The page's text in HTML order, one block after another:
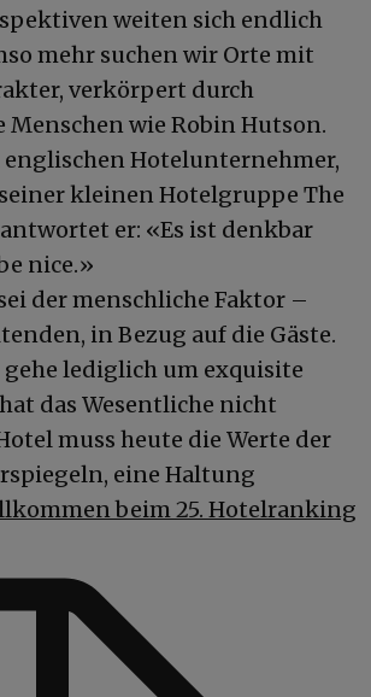
weiten sich endlich
mehr suchen wir Orte mit
verkörpert durch
wie Robin Hutson.
englischen Hotelunternehmer,
kleinen Hotelgruppe The
er: «Es ist denkbar
nice.»
der menschliche Faktor –
in Bezug auf die Gäste.
gehe lediglich um exquisite
das Wesentliche nicht
muss heute die Werte der
eine Haltung
beim 25. Hotelranking